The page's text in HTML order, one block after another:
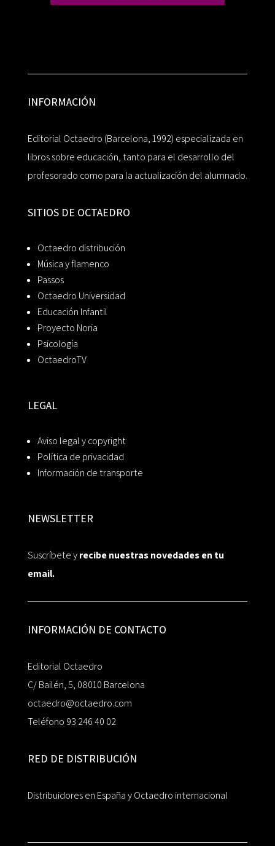
INFORMACIÓN
Editorial Octaedro (Barcelona, 1992) especializada en
libros sobre educación, tanto para el desarrollo del
profesorado como para la actualización del alumnado.
SITIOS DE OCTAEDRO
Octaedro distribución
Música y flamenco
Passos
Octaedro Universidad
Educación Infantil
Proyecto Noria
Psicología
OctaedroTV
LEGAL
Aviso legal y copyright
Política de privacidad
Información de transporte
NEWSLETTER
Suscríbete yrecibe nuestras novedades en tu
email.
INFORMACIÓN DE CONTACTO
Editorial Octaedro
C/ Bailén, 5, 08010 Barcelona
octaedro@octaedro.com
Teléfono 93 246 40 02
RED DE DISTRIBUCIÓN
Distribuidores en España y Octaedro internacional